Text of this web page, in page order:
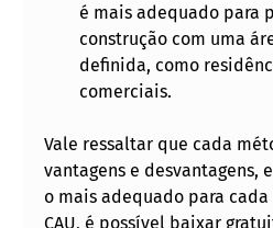
é mais adequado para
construção com uma
definida, como
comerciais.
Vale ressaltar que cada
vantagens e desvantagens,
o mais adequado para
CAU, é possível baixar